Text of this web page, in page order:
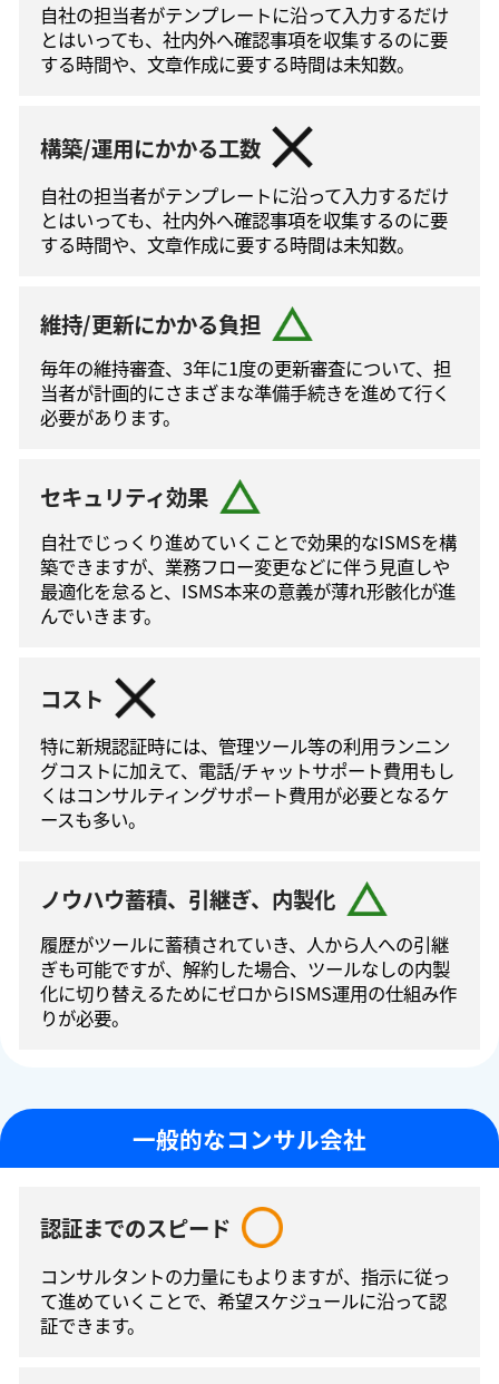
自社の担当者がテンプレートに沿って⼊⼒するだけ
とはいっても、社内外へ確認事項を収集するのに要
する時間や、文章作成に要する時間は未知数。
構築/運用にかかる工数
自社の担当者がテンプレートに沿って⼊⼒するだけ
とはいっても、社内外へ確認事項を収集するのに要
する時間や、文章作成に要する時間は未知数。
維持/更新にかかる負担
毎年の維持審査、3年に1度の更新審査について、担
当者が計画的にさまざまな準備手続きを進めて⾏く
必要があります。
セキュリティ効果
自社でじっくり進めていくことで効果的なISMSを構
築できますが、業務フロー変更などに伴う⾒直しや
最適化を怠ると、ISMS本来の意義が薄れ形骸化が進
んでいきます。
コスト
特に新規認証時には、管理ツール等の利⽤ランニン
グコストに加えて、電話/チャットサポート費⽤もし
くはコンサルティングサポート費⽤が必要となるケ
ースも多い。
ノウハウ蓄積、引継ぎ、内製化
履歴がツールに蓄積されていき、人から人への引継
ぎも可能ですが、解約した場合、ツールなしの内製
化に切り替えるためにゼロからISMS運⽤の仕組み作
りが必要。
一般的なコンサル会社
認証までのスピード
コンサルタントの⼒量にもよりますが、指⽰に従っ
て進めていくことで、希望スケジュールに沿って認
証できます。